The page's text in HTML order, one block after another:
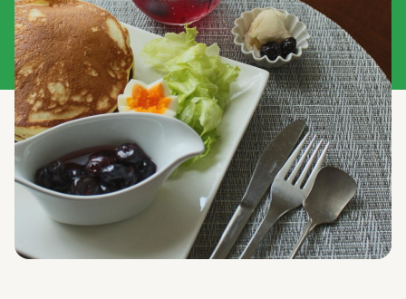
特集記事